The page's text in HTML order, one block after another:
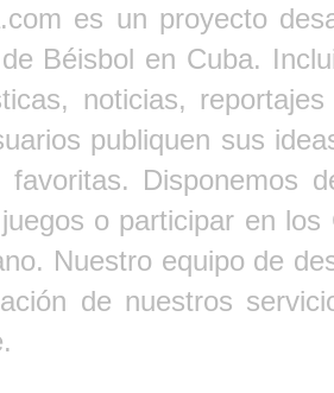
es un proyecto
Béisbol en Cuba.
noticias,
publiquen sus
Disponemos
o participar en
Nuestro equipo de
de nuestros